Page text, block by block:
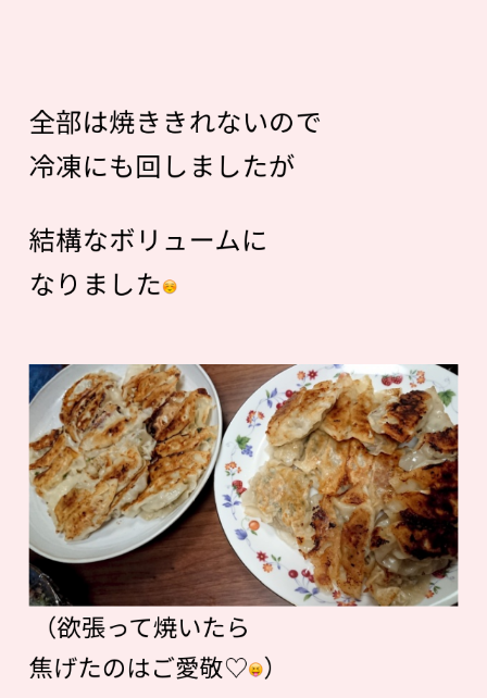
全部は焼ききれないので
冷凍にも回しましたが
結構なボリュームに
なりました
（欲張って焼いたら
焦げたのはご愛敬♡ ）